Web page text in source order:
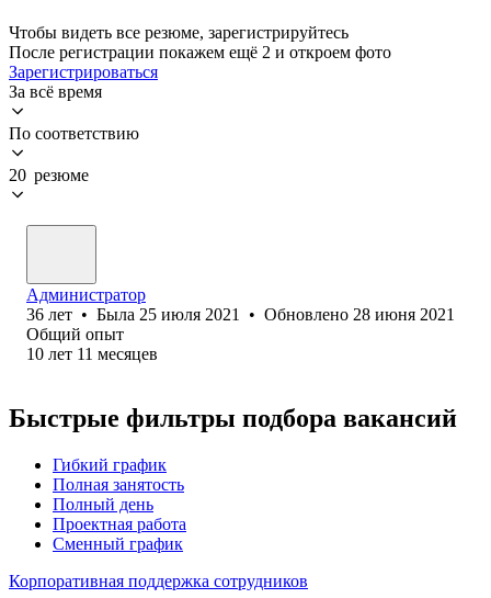
Чтобы видеть все резюме, зарегистрируйтесь
После регистрации покажем ещё 2 и откроем фото
Зарегистрироваться
За всё время
По соответствию
20 резюме
Администратор
36 лет • Была 25 июля 2021 • Обновлено 28 июня 2021
Общий опыт
10 лет 11 месяцев
Быстрые фильтры подбора вакансий
Гибкий график
Полная занятость
Полный день
Проектная работа
Сменный график
Корпоративная поддержка сотрудников